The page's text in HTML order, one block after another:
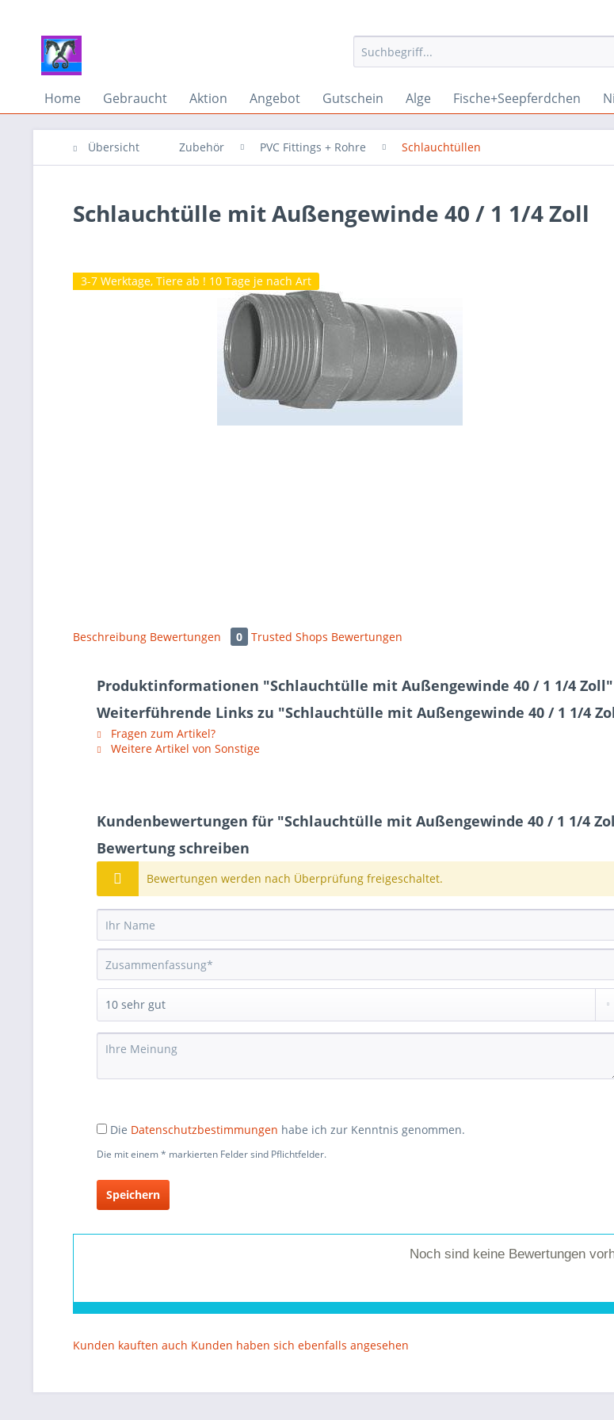
Home Gebraucht Aktion Angebot Gutschein Alge Fische+Seepferdchen
Übersicht Zubehör PVC Fittings + Rohre Schlauchtüllen
Schlauchtülle mit Außengewinde 40 / 1 1/4 Zoll
3-7 Werktage, Tiere ab ! 10 Tage je nach Art
Beschreibung Bewertungen 0 Trusted Shops Bewertungen
Produktinformationen "Schlauchtülle mit Außengewinde 40 / 1 1/4 Zoll"
Weiterführende Links zu "Schlauchtülle mit Außengewinde 40 / 1 1/4
Fragen zum Artikel?
Weitere Artikel von Sonstige
Kundenbewertungen für "Schlauchtülle mit Außengewinde 40 / 1 1/4
Bewertung schreiben
Bewertungen werden nach Überprüfung freigeschaltet.
Die Datenschutzbestimmungen habe ich zur Kenntnis genommen.
Die mit einem * markierten Felder sind Pflichtfelder.
Speichern
Noch sind keine Bewertungen
Kunden kauften auch Kunden haben sich ebenfalls angesehen